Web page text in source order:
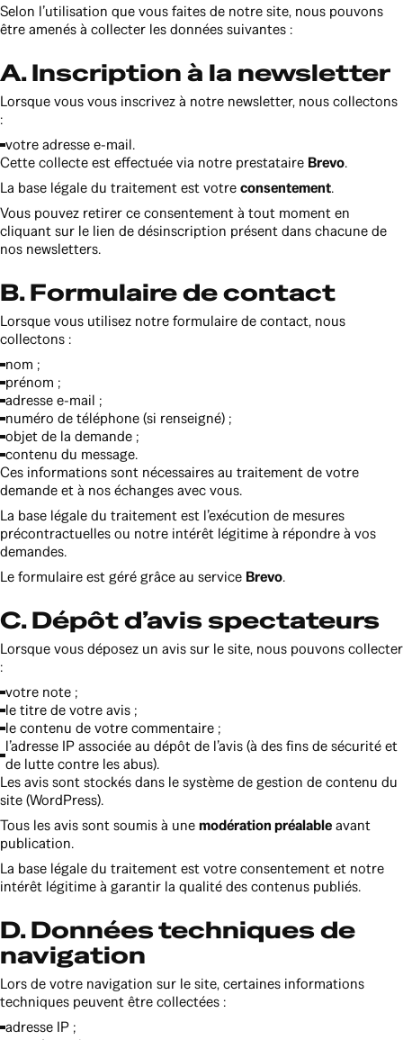
Selon l’utilisation que vous faites de notre site, nous pouvons
être amenés à collecter les données suivantes :
A. Inscription à la newsletter
Lorsque vous vous inscrivez à notre newsletter, nous collectons
:
votre adresse e-mail.
Cette collecte est effectuée via notre prestataire Brevo.
La base légale du traitement est votreconsentement.
Vous pouvez retirer ce consentement à tout moment en
cliquant sur le lien de désinscription présent dans chacune de
nos newsletters.
B. Formulaire de contact
Lorsque vous utilisez notre formulaire de contact, nous
collectons :
nom ;
prénom ;
adresse e-mail ;
numéro de téléphone (si renseigné) ;
objet de la demande ;
contenu du message.
Ces informations sont nécessaires au traitement de votre
demande et à nos échanges avec vous.
La base légale du traitement est l’exécution de mesures
précontractuelles ou notre intérêt légitime à répondre à vos
demandes.
Le formulaire est géré grâce au service Brevo.
C. Dépôt d’avis spectateurs
Lorsque vous déposez un avis sur le site, nous pouvons collecter
:
votre note ;
le titre de votre avis ;
le contenu de votre commentaire ;
l’adresse IP associée au dépôt de l’avis (à des fins de sécurité et
de lutte contre les abus).
Les avis sont stockés dans le système de gestion de contenu du
site (WordPress).
Tous les avis sont soumis à unemodération préalableavant
publication.
La base légale du traitement est votre consentement et notre
intérêt légitime à garantir la qualité des contenus publiés.
D. Données techniques de
navigation
Lors de votre navigation sur le site, certaines informations
techniques peuvent être collectées :
adresse IP ;